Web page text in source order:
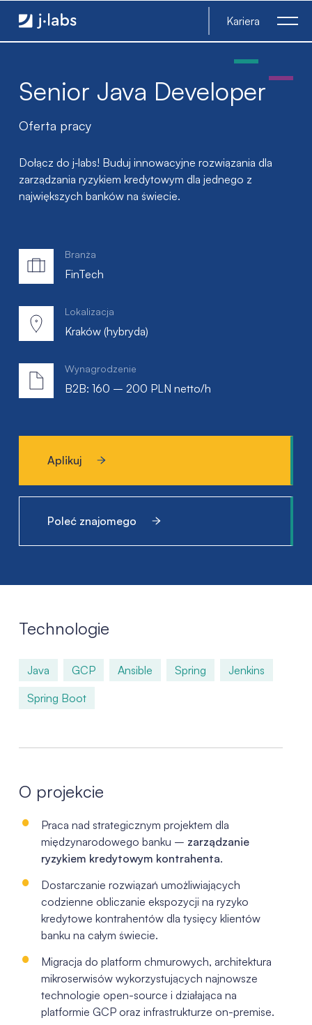
Senior Java Developer - j‑labs software specialists
Kariera
Senior Java Developer
Oferta pracy
Dołącz do j‑labs! Buduj innowacyjne rozwiązania dla
zarządzania ryzykiem kredytowym dla jednego z
największych banków na świecie.
Branża
FinTech
Lokalizacja
Kraków (hybryda)
Wynagrodzenie
B2B: 160 – 200 PLN netto/h
Aplikuj
Poleć znajomego
Technologie
Java GCP Ansible Spring
Jenkins
Spring Boot
O projekcie
Praca nad strategicznym projektem dla
międzynarodowego banku – zarządzanie
ryzykiem kredytowym kontrahenta.
Dostarczanie rozwiązań umożliwiających
codzienne obliczanie ekspozycji na ryzyko
kredytowe kontrahentów dla tysięcy klientów
banku na całym świecie.
Migracja do platform chmurowych, architektura
mikroserwisów wykorzystujących najnowsze
technologie open-source i działająca na
platformie GCP oraz infrastrukturze on-premise.